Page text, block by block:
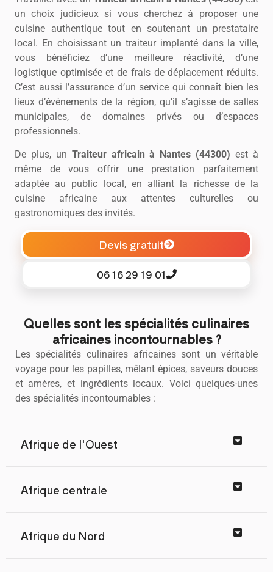
un choix judicieux si vous cherchez à proposer une
cuisine authentique tout en soutenant un prestataire
local. En choisissant un traiteur implanté dans la ville,
vous bénéficiez d’une meilleure réactivité, d’une
logistique optimisée et de frais de déplacement réduits.
C’est aussi l’assurance d’un service qui connaît bien les
lieux d’événements de la région, qu’il s’agisse de salles
municipales, de domaines privés ou d’espaces
professionnels.
De plus, un Traiteur africain à Nantes (44300) est à
même de vous offrir une prestation parfaitement
adaptée au public local, en alliant la richesse de la
cuisine africaine aux attentes culturelles ou
gastronomiques des invités.
Devis gratuit
06 16 29 19 01
Quelles sont les spécialités culinaires
africaines incontournables ?
Les spécialités culinaires africaines sont un véritable
voyage pour les papilles, mêlant épices, saveurs douces
et amères, et ingrédients locaux. Voici quelques-unes
des spécialités incontournables :
Afrique de l'Ouest
Afrique centrale
Afrique du Nord